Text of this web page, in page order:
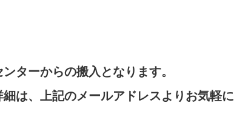
ターからの搬入となります。
は、上記のメールアドレスよりお気軽に